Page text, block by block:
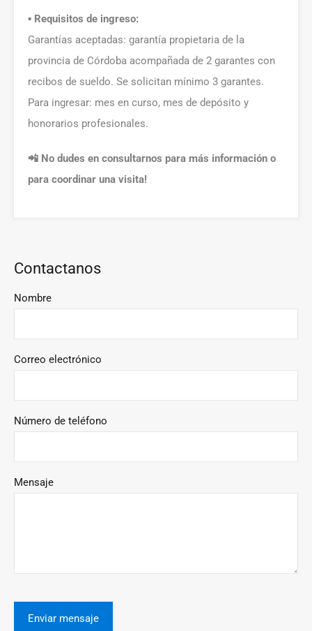
▪️ Requisitos de ingreso:
Garantías aceptadas: garantía propietaria de la
provincia de Córdoba acompañada de 2 garantes con
recibos de sueldo. Se solicitan mínimo 3 garantes.
Para ingresar: mes en curso, mes de depósito y
honorarios profesionales.
📲 No dudes en consultarnos para más información o
para coordinar una visita!
Contactanos
Nombre
Correo electrónico
Número de teléfono
Mensaje